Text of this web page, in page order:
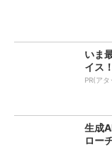
いま
イス
PR(ア
生成
ロー